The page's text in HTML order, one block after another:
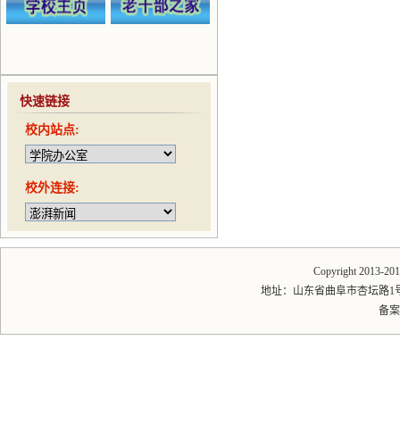
趣味运动会通知（20210416）
快速链接
校内站点:
校外连接:
Copyright 2013-
地址：山东省曲阜市杏坛路
备